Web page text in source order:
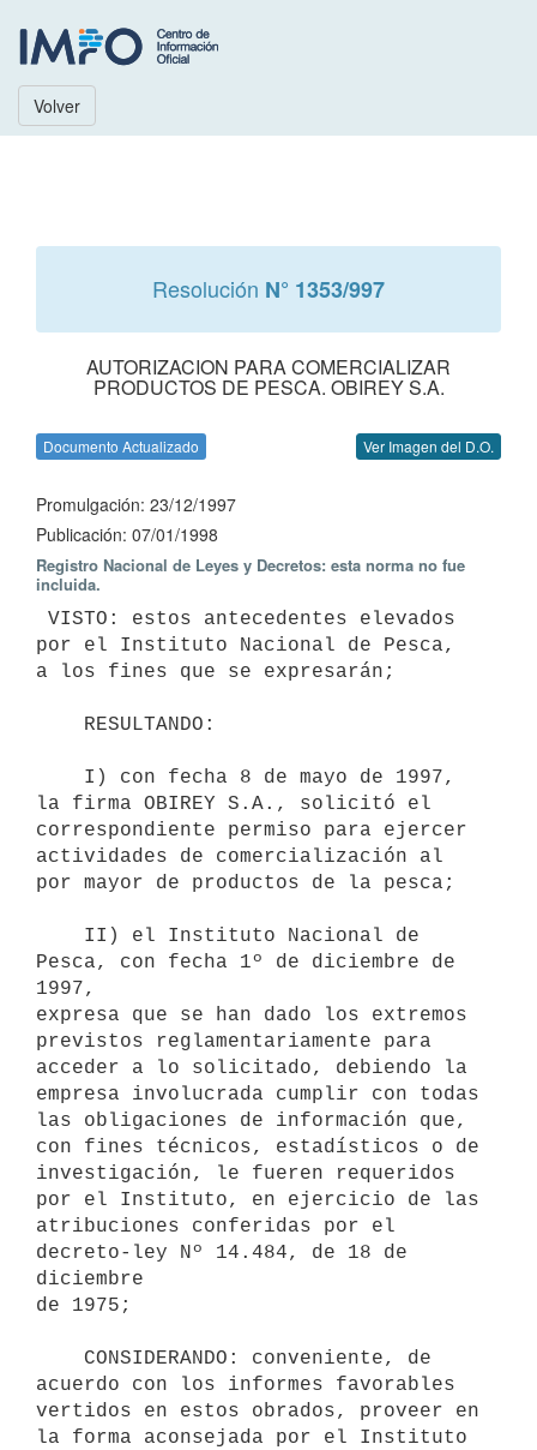
Volver
Resolución N° 1353/997
AUTORIZACION PARA COMERCIALIZAR
PRODUCTOS DE PESCA. OBIREY S.A.
Documento Actualizado Ver Imagen del D.O.
Promulgación: 23/12/1997
Publicación: 07/01/1998
Registro Nacional de Leyes y Decretos: esta norma no fue
incluida.
por el Instituto Nacional de Pesca,
a los fines que se expresarán;
la firma OBIREY S.A., solicitó el
correspondiente permiso para ejercer
actividades de comercialización al
por mayor de productos de la pesca;
Pesca, con fecha 1º de diciembre de
1997,
expresa que se han dado los extremos
previstos reglamentariamente para
acceder a lo solicitado, debiendo la
empresa involucrada cumplir con todas
las obligaciones de información que,
con fines técnicos, estadísticos o de
investigación, le fueren requeridos
por el Instituto, en ejercicio de las
atribuciones conferidas por el
decreto-ley Nº 14.484, de 18 de
diciembre
de 1975;
acuerdo con los informes favorables
vertidos en estos obrados, proveer en
la forma aconsejada por el Instituto